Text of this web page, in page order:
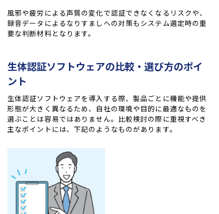
風邪や疲労による声質の変化で認証できなくなるリスクや、
録音データによるなりすましへの対策もシステム選定時の重
要な判断材料となります。
生体認証ソフトウェアの比較・選び方のポイ
ント
生体認証ソフトウェアを導入する際、製品ごとに機能や提供
形態が大きく異なるため、自社の環境や目的に最適なものを
選ぶことは容易ではありません。比較検討の際に重視すべき
主なポイントには、下記のようなものがあります。